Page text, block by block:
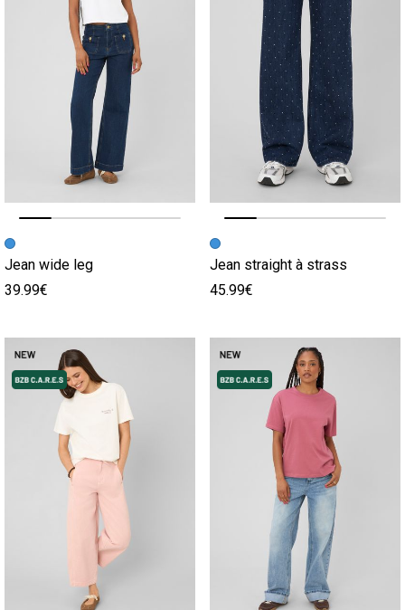
Image précédente
Image suivante
Jean wide leg
39.99€
Image précédente
Image suivante
Jean straight à strass
45.99€